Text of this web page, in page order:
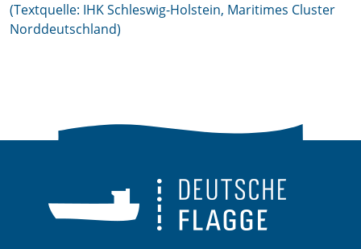
(Textquelle: IHK Schleswig-Holstein, Maritimes Cluster
Norddeutschland)